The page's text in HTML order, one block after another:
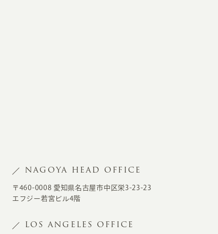
NAGOYA HEAD OFFICE
〒460-0008 愛知県名古屋市中区栄3-23-23
エフジー若宮ビル4階
LOS ANGELES OFFICE